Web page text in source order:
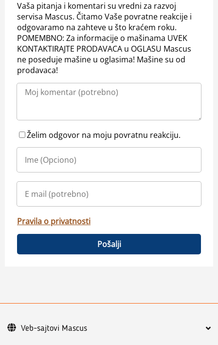
Vaša pitanja i komentari su vredni za razvoj
servisa Mascus. Čitamo Vaše povratne reakcije i
odgovaramo na zahteve u što kraćem roku.
POMEMBNO: Za informacije o mašinama UVEK
KONTAKTIRAJTE PRODAVACA u OGLASU Mascus
ne poseduje mašine u oglasima! Mašine su od
prodavaca!
Želim odgovor na moju povratnu reakciju.
Pravila o privatnosti
Pošalji
Veb-sajtovi Mascus